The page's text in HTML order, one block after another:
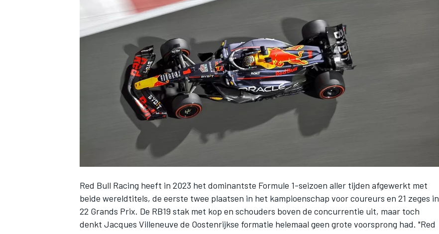
Red Bull Racing heeft in 2023 het dominantste Formule 1-seizoen aller tijden afgewerkt met
beide wereldtitels, de eerste twee plaatsen in het kampioenschap voor coureurs en 21 zeges in
22 Grands Prix. De RB19 stak met kop en schouders boven de concurrentie uit, maar toch
denkt Jacques Villeneuve de Oostenrijkse formatie helemaal geen grote voorsprong had. "Red